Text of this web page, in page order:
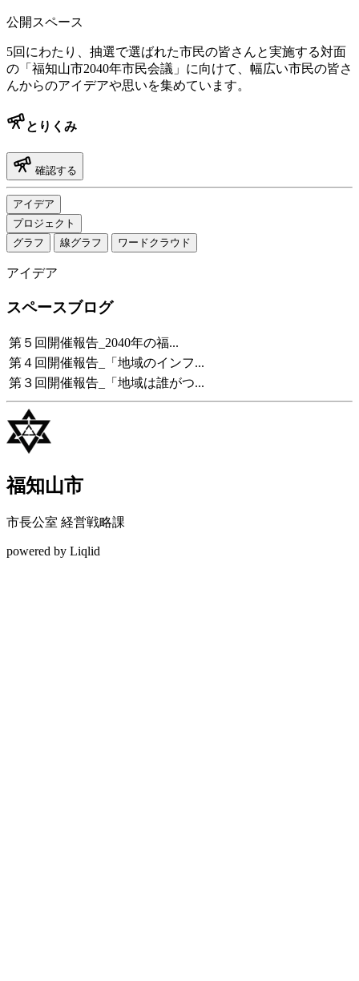
公開スペース
5回にわたり、抽選で選ばれた市民の皆さんと実施する対面
の「福知山市2040年市民会議」に向けて、幅広い市民の皆さ
んからのアイデアや思いを集めています。
とりくみ
確認する
アイデア
プロジェクト
グラフ
線グラフ ワードクラウド
アイデア
スペースブログ
第５回開催報告_2040年の福...
第４回開催報告_「地域のインフ...
第３回開催報告_「地域は誰がつ...
福知山市
市長公室 経営戦略課
powered by Liqlid